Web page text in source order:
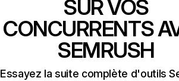
SUR VOS
CONCURRENTS
SEMRUSH
Essayez la suite complète d'outils